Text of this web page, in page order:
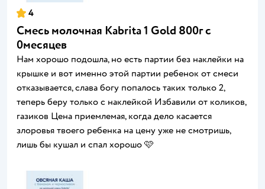
4
Смесь молочная Kabrita 1 Gold 800г c
0месяцев
Нам хорошо подошла, но есть партии без наклейки на
крышке и вот именно этой партии ребенок от смеси
отказывается, слава богу попалось таких только 2,
теперь беру только с наклейкой Избавили от коликов,
газиков Цена приемлемая, когда дело касается
злоровья твоего ребенка на цену уже не смотришь,
лишь бы кушал и спал хорошо 🩷